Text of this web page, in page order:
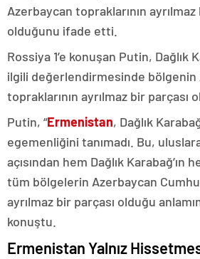
Azerbaycan topraklarının ayrılmaz
olduğunu ifade etti.
Rossiya 1’e konuşan Putin, Dağlık
ilgili değerlendirmesinde bölgenin
topraklarının ayrılmaz bir parçası
Putin, “Ermenistan, Dağlık
egemenliğini tanımadı. Bu,
açısından hem Dağlık Karabağ’ın
tüm bölgelerin Azerbaycan
ayrılmaz bir parçası olduğu
konuştu.
Ermenistan Yalnız